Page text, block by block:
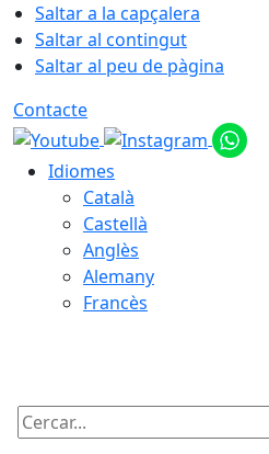
Saltar a la capçalera
Saltar al contingut
Saltar al peu de pàgina
Contacte
Idiomes
Català
Castellà
Anglès
Alemany
Francès
Cercar: